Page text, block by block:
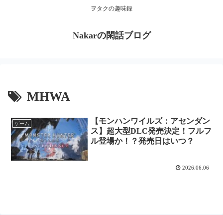
ヲタクの趣味録
Nakarの閑話ブログ
MHWA
ゲーム
【モンハンワイルズ：アセンダン
ス】超大型DLC発売決定！フルフ
ル登場か！？発売日はいつ？
2026.06.06